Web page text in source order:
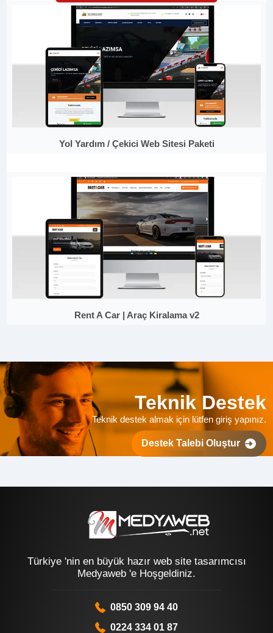
Yol Yardım / Çekici Web Sitesi Paketi
Rent A Car | Araç Kiralama v2
Teknik Destek
Teknik destek almak için lütfen giriş yapınız.
Destek Talebi Oluştur
Türkiye 'nin en büyük hazır web site tasarımcısı
Medyaweb 'e Hoşgeldiniz.
0850 309 94 40
0224 334 01 87